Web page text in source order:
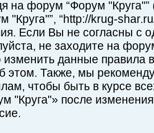
на форум “Форум
"Круга"”, “http://krug-
Если Вы не согласны с
не заходите на
изменить данные правила
этом. Также, мы
чтобы быть в курсе
"Круга"» после